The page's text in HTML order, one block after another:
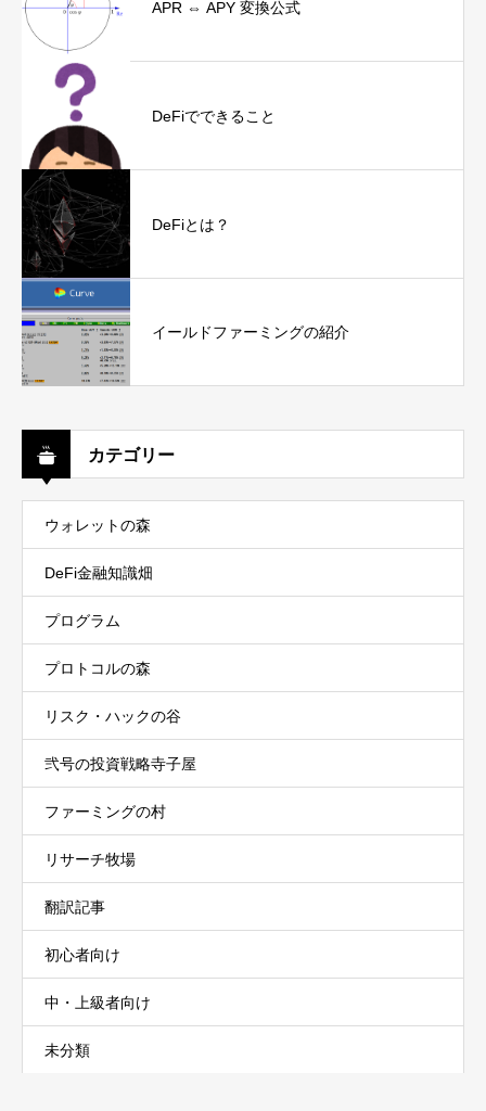
APR ⇔ APY 変換公式
DeFiでできること
DeFiとは？
イールドファーミングの紹介
カテゴリー
ウォレットの森
DeFi金融知識畑
プログラム
プロトコルの森
リスク・ハックの谷
弐号の投資戦略寺子屋
ファーミングの村
リサーチ牧場
翻訳記事
初心者向け
中・上級者向け
未分類